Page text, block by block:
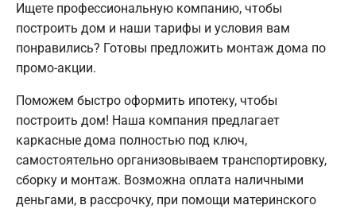
Ищете профессиональную компанию, чтобы
построить дом и наши тарифы и условия вам
понравились? Готовы предложить монтаж дома по
промо-акции.
Поможем быстро оформить ипотеку, чтобы
построить дом! Наша компания предлагает
каркасные дома полностью под ключ,
самостоятельно организовываем транспортировку,
сборку и монтаж. Возможна оплата наличными
деньгами, в рассрочку, при помощи материнского